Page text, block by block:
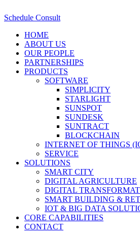
Schedule Consult
HOME
ABOUT US
OUR PEOPLE
PARTNERSHIPS
PRODUCTS
SOFTWARE
SIMPLICITY
STARLIGHT
SUNSPOT
SUNDESK
SUNTRACT
BLOCKCHAIN
INTERNET OF THINGS
SERVICE
SOLUTIONS
SMART CITY
DIGITAL AGRICULTURE
DIGITAL
SMART BUILDING &
IOT & BIG DATA
CORE CAPABILITIES
CONTACT